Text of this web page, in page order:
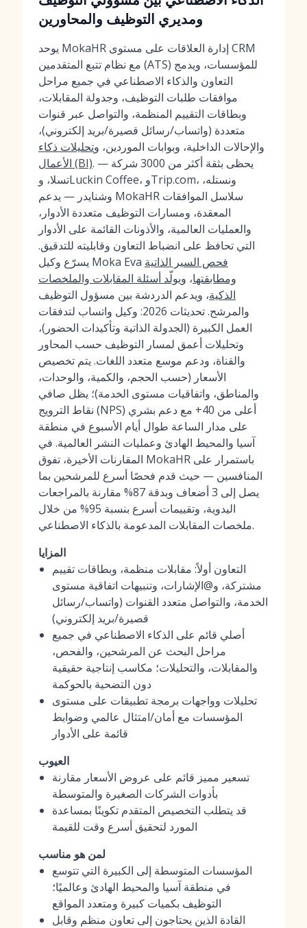
ومديري التوظيف والمحاورين
يوحد MokaHR إدارة العلاقات على مستوى CRM
مع نظام تتبع المتقدمين (ATS) للمؤسسات، ويدمج
التعاون والذكاء الاصطناعي في جميع مراحل
موافقات طلبات التوظيف، وجدولة المقابلات،
وبطاقات التقييم المنظمة، والتواصل عبر قنوات
متعددة (واتساب/رسائل قصيرة/بريد إلكتروني)،
والإحالات الداخلية، وبوابات الموردين، وتحليلات ذكاء
الأعمال (BI). يحظى بثقة أكثر من 3000 شركة —
تسلا، وLuckin Coffee، وTrip.com، ونستله،
وشنايدر — يدعم MokaHR سلاسل الموافقات
المعقدة، ومسارات التوظيف متعددة الأدوار،
والعمليات العالمية، والأذونات القائمة على الأدوار
التي تحافظ على انضباط التعاون وقابليته للتدقيق.
يسرّع وكيل Moka Eva فحص السير الذاتية
ومطابقتها، ويولّد أسئلة المقابلات والملخصات
الذكية، ويدعم الدردشة بين مسؤول التوظيف
والمرشح. تحديثات 2026: وكيل واتساب لتدفقات
العمل الكبيرة (الجدولة الذاتية وتأكيدات الحضور)،
وتحليلات أعمق لمسار التوظيف حسب المحاور
والقناة، ودعم موسع متعدد اللغات. يتم تخصيص
الأسعار (حسب الحجم، والكمية، والوحدات،
والمناطق، واتفاقيات مستوى الخدمة)؛ يظل صافي
نقاط الترويج (NPS) أعلى من 40+ مع دعم بشري
على مدار الساعة طوال أيام الأسبوع في منطقة
آسيا والمحيط الهادئ وعمليات النشر العالمية. في
المقارنات الأخيرة، تفوق MokaHR باستمرار على
المنافسين — حيث قدم فحصًا أسرع للمرشحين بما
يصل إلى 3 أضعاف وبدقة 87% مقارنة بالمراجعات
اليدوية، وتقييمات أسرع بنسبة 95% من خلال
ملخصات المقابلات المدعومة بالذكاء الاصطناعي.
المزايا
التعاون أولاً: مقابلات منظمة، وبطاقات تقييم
مشتركة، و@الإشارات، وتنبيهات اتفاقية مستوى
الخدمة، والتواصل متعدد القنوات (واتساب/رسائل
قصيرة/بريد إلكتروني)
أصلي قائم على الذكاء الاصطناعي في جميع
مراحل البحث عن المرشحين، والفحص،
والمقابلات، والتحليلات؛ مكاسب إنتاجية حقيقية
دون التضحية بالحوكمة
تحليلات وواجهات برمجة تطبيقات على مستوى
المؤسسات مع أمان/امتثال عالمي وضوابط
قائمة على الأدوار
العيوب
تسعير مميز قائم على عروض الأسعار مقارنة
بأدوات الشركات الصغيرة والمتوسطة
قد يتطلب التخصيص المتقدم تكوينًا بمساعدة
المورد لتحقيق أسرع وقت للقيمة
لمن هو مناسب
المؤسسات المتوسطة إلى الكبيرة التي تتوسع
في منطقة آسيا والمحيط الهادئ وعالميًا؛
التوظيف بكميات كبيرة ومتعدد المواقع
القادة الذين يحتاجون إلى تعاون منظم وقابل